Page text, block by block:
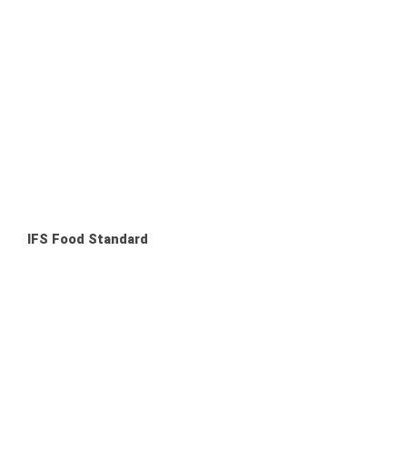
IFS Food Standard